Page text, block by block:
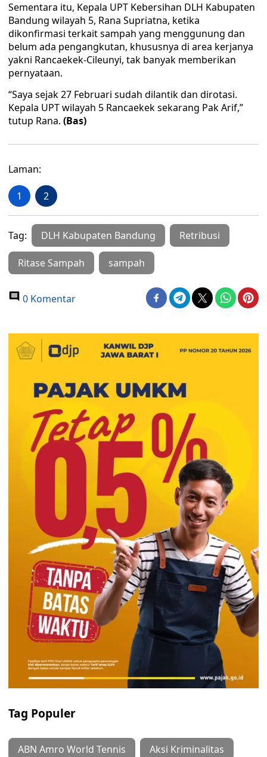
Sementara itu, Kepala UPT Kebersihan DLH Kabupaten
Bandung wilayah 5, Rana Supriatna, ketika
dikonfirmasi terkait sampah yang menggunung dan
belum ada pengangkutan, khususnya di area kerjanya
yakni Rancaekek-Cileunyi, tak banyak memberikan
pernyataan.
“Saya sejak 27 Februari sudah dilantik dan dirotasi.
Kepala UPT wilayah 5 Rancaekek sekarang Pak Arif,”
tutup Rana. (Bas)
Laman:
1 2
Tag: DLH Kabupaten Bandung Retribusi
Ritase Sampah sampah
0 Komentar
Tag Populer
ABN Amro World Tennis Aksi Kriminalitas